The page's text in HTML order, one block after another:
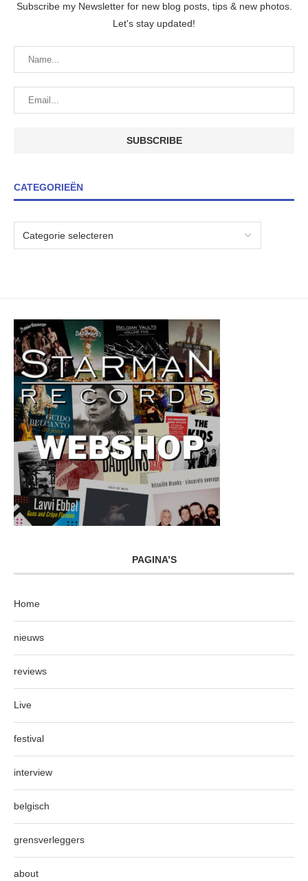
Subscribe my Newsletter for new blog posts, tips & new photos.
Let's stay updated!
CATEGORIEËN
PAGINA’S
Home
nieuws
reviews
Live
festival
interview
belgisch
grensverleggers
about